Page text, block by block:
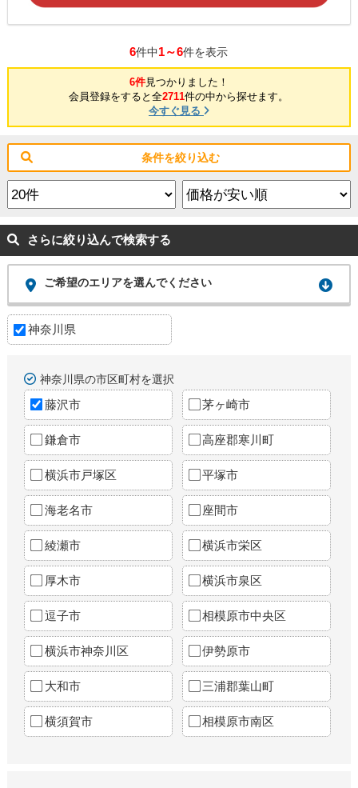
6件中1～6件を表示
6件見つかりました！
会員登録をすると全2711件の中から探せます。
今すぐ見る
条件を絞り込む
さらに絞り込んで検索する
ご希望のエリアを選んでください
神奈川県
神奈川県の市区町村を選択
藤沢市 茅ヶ崎市
鎌倉市 高座郡寒川町
横浜市戸塚区 平塚市
海老名市 座間市
綾瀬市 横浜市栄区
厚木市 横浜市泉区
逗子市 相模原市中央区
横浜市神奈川区 伊勢原市
大和市 三浦郡葉山町
横須賀市 相模原市南区